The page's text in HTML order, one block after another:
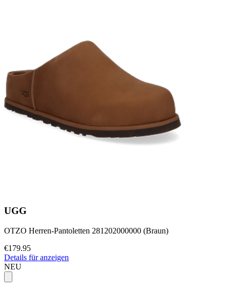
UGG
OTZO Herren-Pantoletten 281202000000 (Braun)
€179.95
Details für anzeigen
NEU